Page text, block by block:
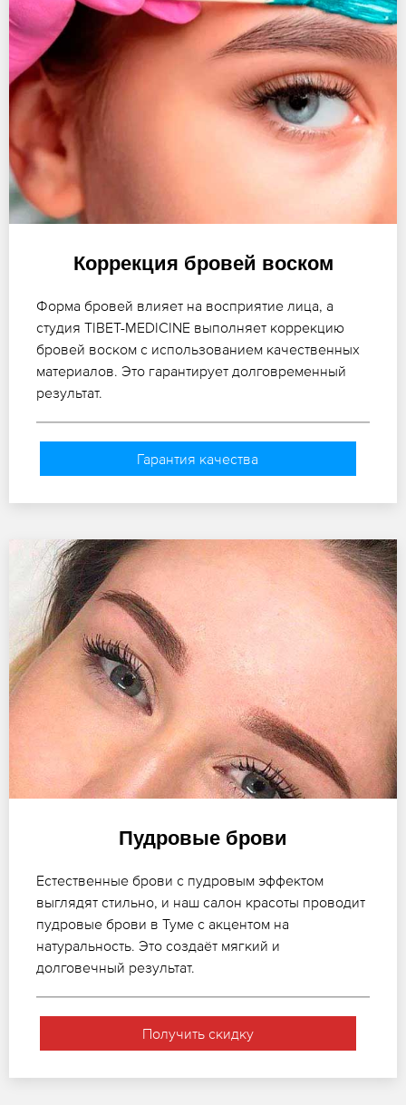
Коррекция бровей воском
Форма бровей влияет на восприятие лица, а
студия TIBET-MEDICINE выполняет коррекцию
бровей воском с использованием качественных
материалов. Это гарантирует долговременный
результат.
Гарантия качества
Пудровые брови
Естественные брови с пудровым эффектом
выглядят стильно, и наш салон красоты проводит
пудровые брови в Туме с акцентом на
натуральность. Это создаёт мягкий и
долговечный результат.
Получить скидку